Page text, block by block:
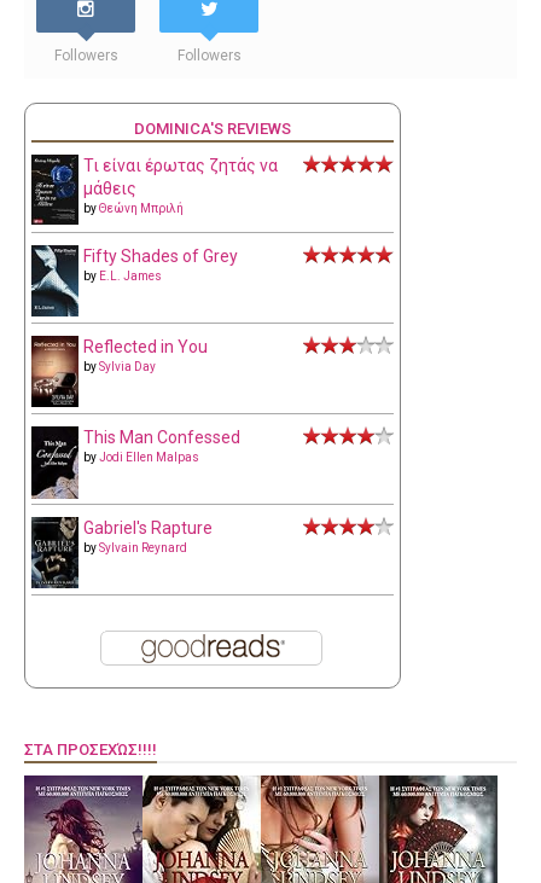
Followers Followers
DOMINICA'S REVIEWS
Τι είναι έρωτας ζητάς να
μάθεις
byΘεώνη Μπριλή
Fifty Shades of Grey
by E.L. James
Reflected in You
bySylvia Day
This Man Confessed
byJodi Ellen Malpas
Gabriel's Rapture
bySylvain Reynard
ΣΤΑ ΠΡΟΣΕΧΏΣ!!!!